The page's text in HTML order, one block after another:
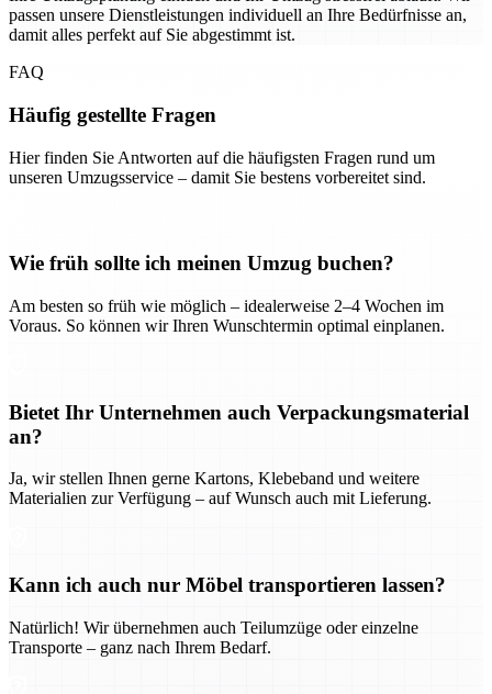
passen unsere Dienstleistungen individuell an Ihre Bedürfnisse an,
damit alles perfekt auf Sie abgestimmt ist.
FAQ
Häufig gestellte Fragen
Hier finden Sie Antworten auf die häufigsten Fragen rund um
unseren Umzugsservice – damit Sie bestens vorbereitet sind.
Wie früh sollte ich meinen Umzug buchen?
Am besten so früh wie möglich – idealerweise 2–4 Wochen im
Voraus. So können wir Ihren Wunschtermin optimal einplanen.
Bietet Ihr Unternehmen auch Verpackungsmaterial
an?
Ja, wir stellen Ihnen gerne Kartons, Klebeband und weitere
Materialien zur Verfügung – auf Wunsch auch mit Lieferung.
Kann ich auch nur Möbel transportieren lassen?
Natürlich! Wir übernehmen auch Teilumzüge oder einzelne
Transporte – ganz nach Ihrem Bedarf.